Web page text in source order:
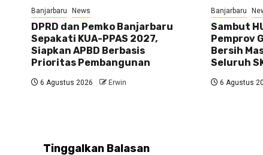
Banjarbaru News
DPRD dan Pemko Banjarbaru
Sepakati KUA-PPAS 2027,
Siapkan APBD Berbasis
Prioritas Pembangunan
6 Agustus 2026 Erwin
Banjarbaru
Sambut
Pemprov
Bersih
Seluruh
6 Agustus
Tinggalkan Balasan